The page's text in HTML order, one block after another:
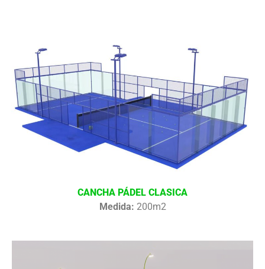
CANCHA PÁDEL CLASICA
Medida: 200m2